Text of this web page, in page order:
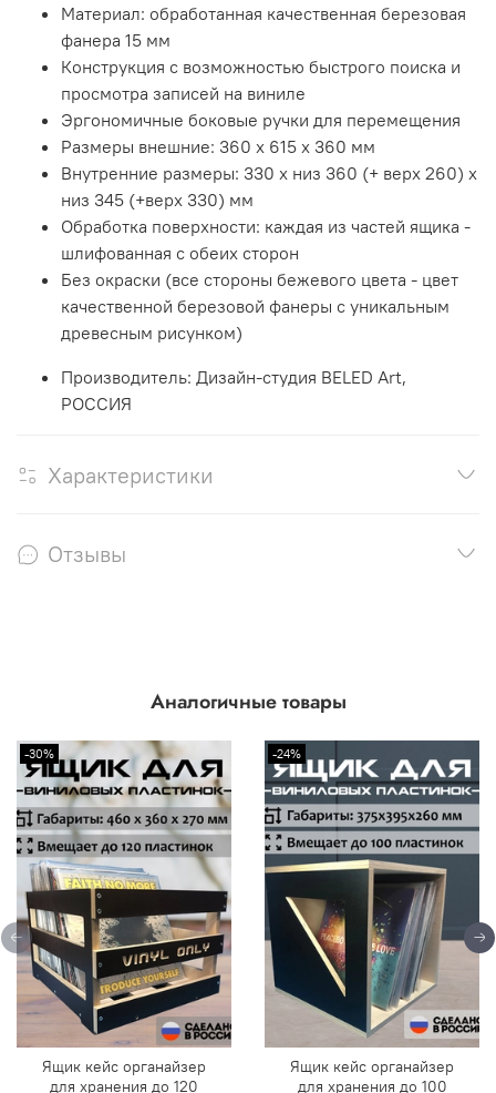
Материал: обработанная качественная березовая
фанера 15 мм
Конструкция с возможностью быстрого поиска и
просмотра записей на виниле
Эргономичные боковые ручки для перемещения
Размеры внешние: 360 x 615 x 360 мм
Внутренние размеры: 330 x низ 360 (+ верх 260) x
низ 345 (+верх 330) мм
Обработка поверхности: каждая из частей ящика -
шлифованная с обеих сторон
Без окраски (все стороны бежевого цвета - цвет
качественной березовой фанеры с уникальным
древесным рисунком)
Производитель: Дизайн-студия BELED Art,
РОССИЯ
Характеристики
Отзывы
Аналогичные товары
-30%
Ящик кейс органайзер
для хранения до 120
-24%
Ящик кейс органайзер
для хранения до 100